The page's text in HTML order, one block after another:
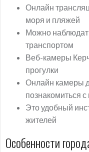
Онлайн
моря и пляжей
Можно
транспортом
Веб-камеры
прогулки
Онлайн камеры
познакомиться
Это удобный
жителей
Особенности